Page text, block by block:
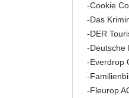
-Cookie
-Das
-DER
-Deutsche
-Everdrop
-
-Fleurop